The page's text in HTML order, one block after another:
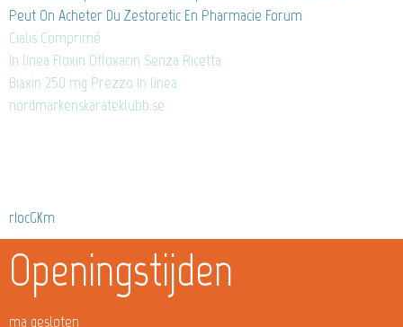
Peut On Acheter Du Zestoretic En Pharmacie Forum
Cialis Comprimé
In linea Floxin Ofloxacin Senza Ricetta
Biaxin 250 mg Prezzo In linea
nordmarkenskarateklubb.se
rIocGKm
Openingstijden
ma gesloten